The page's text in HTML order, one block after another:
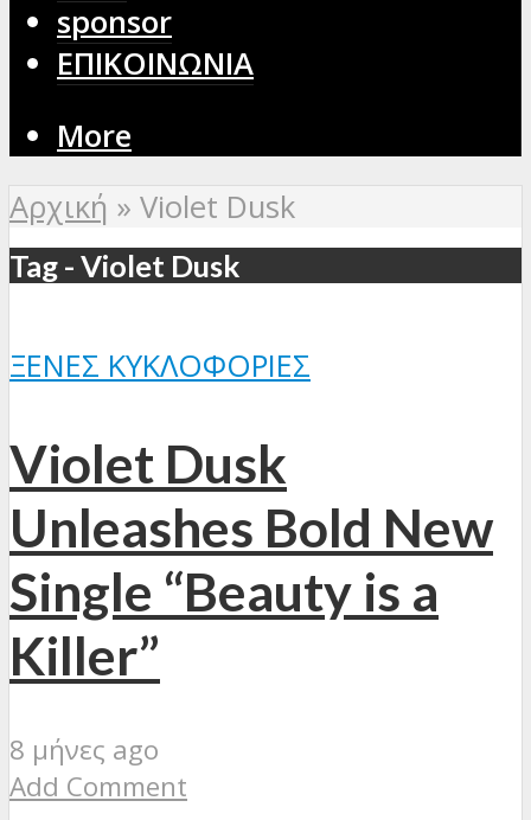
sponsor
ΕΠΙΚΟΙΝΩΝΙΑ
More
Αρχική » Violet Dusk
Tag - Violet Dusk
ΞΈΝΕΣ ΚΥΚΛΟΦΟΡΊΕΣ
Violet Dusk
Unleashes Bold New
Single “Beauty is a
Killer”
8 μήνες ago
Add Comment